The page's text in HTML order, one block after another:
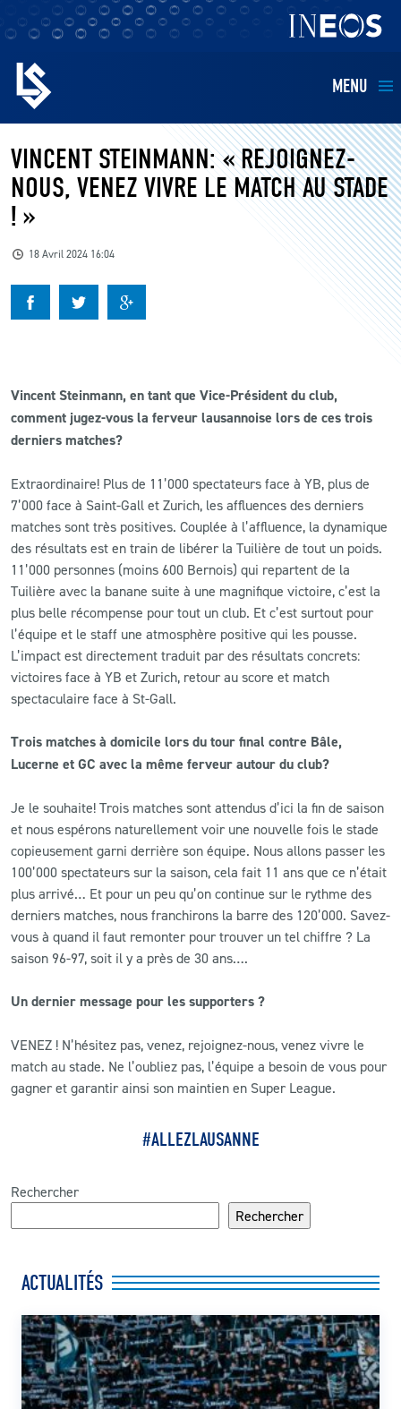
MENU
EQUIPES
BILLETTERIE
FANS
KIDS
RESTAURATION
CLUB
CONTACT
ACTUALITÉS
LS E-SHOP
L’APP DU LS
LS ACADEMY CAMPS
MATCH DES CELEBRITES
VINCENT STEINMANN: « REJOIGNEZ-
NOUS, VENEZ VIVRE LE MATCH AU STADE
! »
18 Avril 2024 16:04
Vincent Steinmann, en tant que Vice-Président du club,
comment jugez-vous la ferveur lausannoise lors de ces trois
derniers matches?
Extraordinaire! Plus de 11’000 spectateurs face à YB, plus de
7’000 face à Saint-Gall et Zurich, les affluences des derniers
matches sont très positives. Couplée à l’affluence, la dynamique
des résultats est en train de libérer la Tuilière de tout un poids.
11’000 personnes (moins 600 Bernois) qui repartent de la
Tuilière avec la banane suite à une magnifique victoire, c’est la
plus belle récompense pour tout un club. Et c’est surtout pour
l’équipe et le staff une atmosphère positive qui les pousse.
L’impact est directement traduit par des résultats concrets:
victoires face à YB et Zurich, retour au score et match
spectaculaire face à St-Gall.
Trois matches à domicile lors du tour final contre Bâle,
Lucerne et GC avec la même ferveur autour du club?
Je le souhaite! Trois matches sont attendus d’ici la fin de saison
et nous espérons naturellement voir une nouvelle fois le stade
copieusement garni derrière son équipe. Nous allons passer les
100’000 spectateurs sur la saison, cela fait 11 ans que ce n’était
plus arrivé… Et pour un peu qu’on continue sur le rythme des
derniers matches, nous franchirons la barre des 120’000. Savez-
vous à quand il faut remonter pour trouver un tel chiffre ? La
saison 96-97, soit il y a près de 30 ans….
Un dernier message pour les supporters ?
VENEZ ! N’hésitez pas, venez, rejoignez-nous, venez vivre le
match au stade. Ne l’oubliez pas, l’équipe a besoin de vous pour
gagner et garantir ainsi son maintien en Super League.
#ALLEZLAUSANNE
Rechercher
Rechercher
ACTUALITÉS